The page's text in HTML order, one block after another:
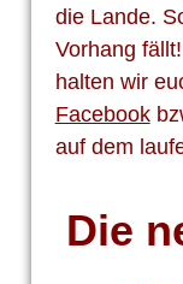
die Lande.
Vorhang fällt!
halten wir
Facebook
auf dem
Die